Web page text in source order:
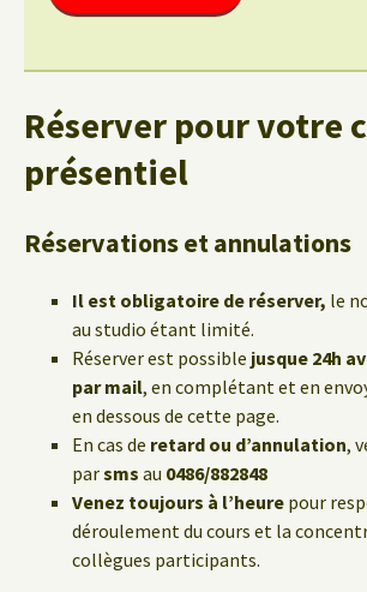
Réserver pour votre
présentiel
Réservations et annulations
Il est obligatoire de réserver, le
au studio étant limité.
Réserver est possible jusque 24h
par mail, en complétant et en
en dessous de cette page.
En cas de retard ou d’annulation,
parsms au 0486/882848
Venez toujours à l’heure pour
déroulement du cours et la
collègues participants.